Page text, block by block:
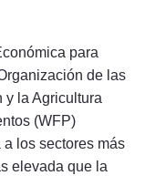
para
de las
y la Agricultura
(WFP)
los sectores más
elevada que la